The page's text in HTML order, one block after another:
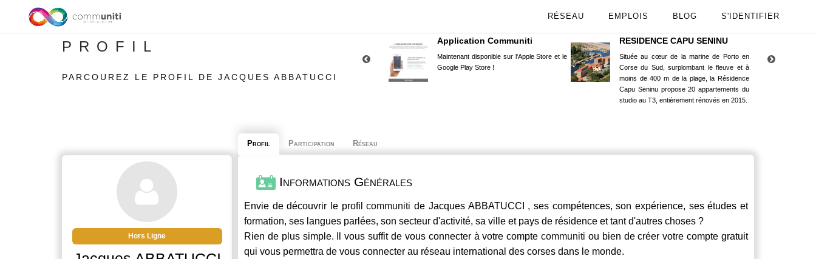
RÉSEAU EMPLOIS BLOG S'IDENTIFIER
PROFIL
PARCOUREZ LE PROFIL DE JACQUES ABBATUCCI
Application Communiti
Maintenant disponible sur l'Apple Store et le
Google Play Store !
RESIDENCE CAPU SENINU
Située au cœur de la marine de Porto en
Corse du Sud, surplombant le fleuve et à
moins de 400 m de la plage, la Résidence
Capu Seninu propose 20 appartements du
studio au T3, entièrement rénovés en 2015.
Hors Ligne
Profil Participation Réseau
Informations Générales
Envie de découvrir le profilcommuniti de Jacques ABBATUCCI , ses compétences, son expérience, ses études et
formation, ses langues parlées, son secteur d'activité, sa ville et pays de résidence et tant d'autres choses ?
Rien de plus simple. Il vous suffit de vous connecter à votre comptecommuniti ou bien de créer votre compte gratuit
qui vous permettra de vous connecter au réseau international des corses dans le monde.